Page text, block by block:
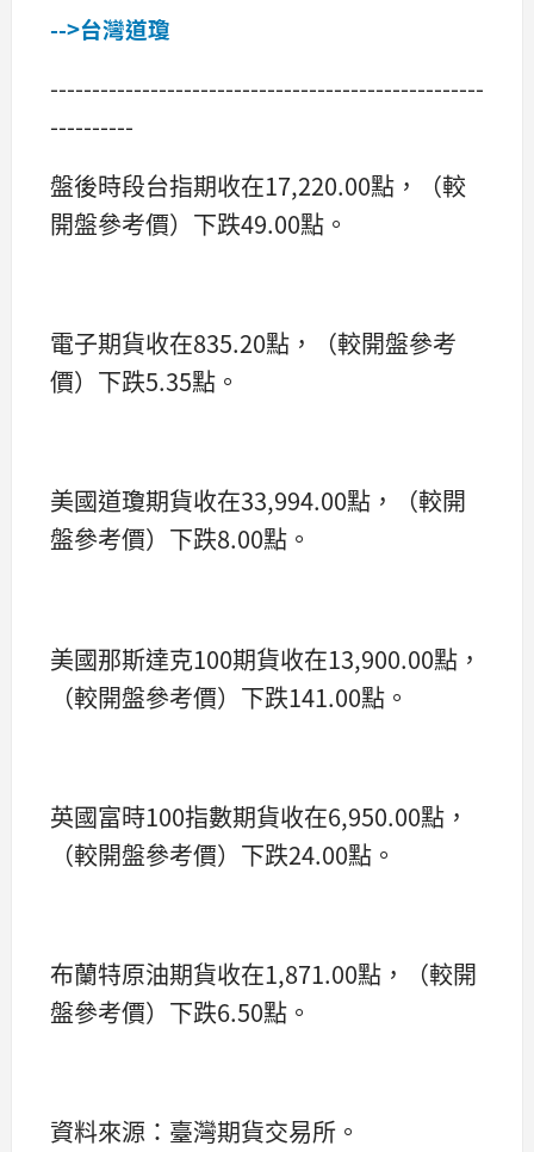
-->台灣道瓊
----------------------------------------------------
----------
盤後時段台指期收在17,220.00點，（較
開盤參考價）下跌49.00點。
電子期貨收在835.20點，（較開盤參考
價）下跌5.35點。
美國道瓊期貨收在33,994.00點，（較開
盤參考價）下跌8.00點。
美國那斯達克100期貨收在13,900.00點，
（較開盤參考價）下跌141.00點。
英國富時100指數期貨收在6,950.00點，
（較開盤參考價）下跌24.00點。
布蘭特原油期貨收在1,871.00點，（較開
盤參考價）下跌6.50點。
資料來源：臺灣期貨交易所。